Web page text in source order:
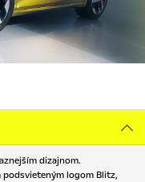
dizajnom.
podsvieteným logom Blitz,